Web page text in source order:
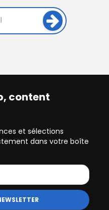
content
et sélections
dans votre boîte